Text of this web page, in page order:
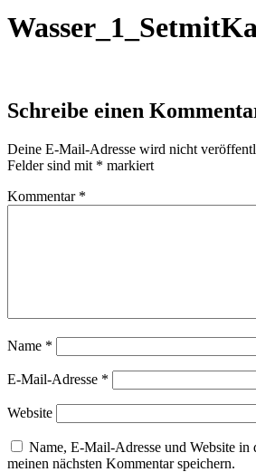
Schreibe einen
Deine E-Mail-Adresse wird nicht
Felder sind mit * markiert
Kommentar *
Name *
E-Mail-Adresse *
Website
Name, E-Mail-Adresse und Website in
meinen nächsten Kommentar speichern.